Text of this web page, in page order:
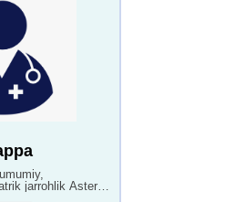
jarrohlik Aster